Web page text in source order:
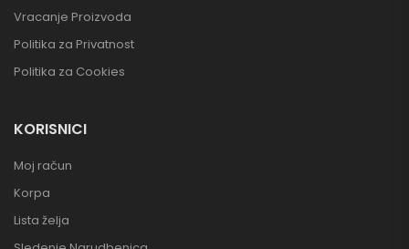
Vracanje Proizvoda
Politika za Privatnost
Politika za Cookies
KORISNICI
Moj račun
Korpa
Lista želja